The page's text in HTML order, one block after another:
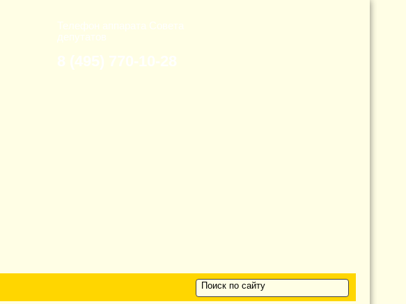
Телефон аппарата Cовета
депутатов
8 (495) 770-10-28